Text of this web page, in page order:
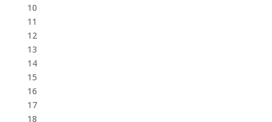
10
11
12
13
14
15
16
17
18